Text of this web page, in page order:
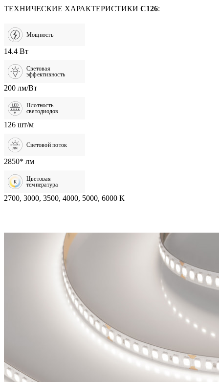
ТЕХНИЧЕСКИЕ ХАРАКТЕРИСТИКИ C126:
Мощность
14.4 Вт
Световая
эффективность
200 лм/Вт
Плотность
светодиодов
126 шт/м
Световой поток
2850* лм
Цветовая
температура
2700, 3000, 3500, 4000, 5000, 6000 К